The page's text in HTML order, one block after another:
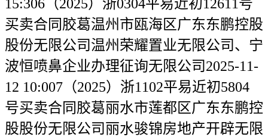
15:306（2025）浙0304平易近初12611号
买卖合同胶葛温州市瓯海区广东东鹏控股
股份无限公司温州荣耀置业无限公司、宁
波恒喷鼻企业办理征询无限公司2025-11-
12 10:007（2025）浙1102平易近初5804
号买卖合同胶葛丽水市莲都区广东东鹏控
股股份无限公司丽水骏锦房地产开辟无限